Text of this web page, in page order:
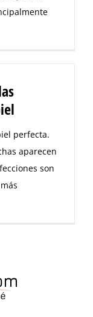
perfecta.
aparecen
son